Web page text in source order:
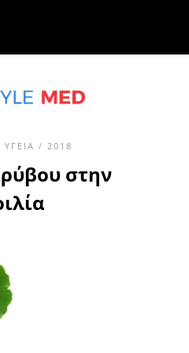
ΥΓΕΊΑ / 2018
στην